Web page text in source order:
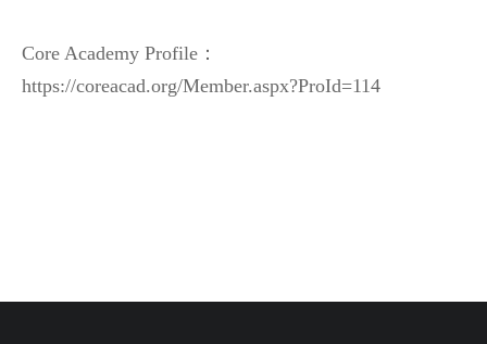
Core Academy Profile：
https://coreacad.org/Member.aspx?ProId=114